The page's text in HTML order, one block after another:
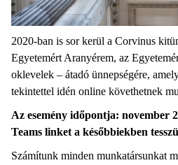
2020-ban is sor kerül a Corvinus
Egyetemért Aranyérem, az
oklevelek – átadó ünnepségére,
tekintettel idén online követhetnek
Az esemény időpontja: november
Teams linket a későbbiekben
Számítunk minden munkatársunkat